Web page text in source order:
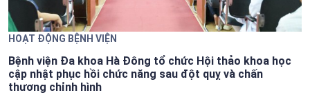
HOẠT ĐỘNG BỆNH VIỆN
Bệnh viện Đa khoa Hà Đông tổ chức Hội thảo khoa học
cập nhật phục hồi chức năng sau đột quỵ và chấn
thương chỉnh hình